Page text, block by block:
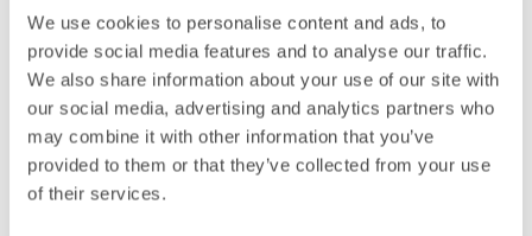
We use cookies to personalise content and ads, to
provide social media features and to analyse our traffic.
We also share information about your use of our site with
our social media, advertising and analytics partners who
may combine it with other information that you’ve
provided to them or that they’ve collected from your use
of their services.
J
JOANNA LARSSON
ESKILSTUNA